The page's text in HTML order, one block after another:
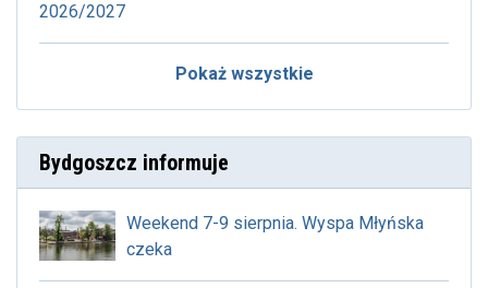
2026/2027
Pokaż wszystkie
Bydgoszcz informuje
Weekend 7-9 sierpnia. Wyspa Młyńska
czeka